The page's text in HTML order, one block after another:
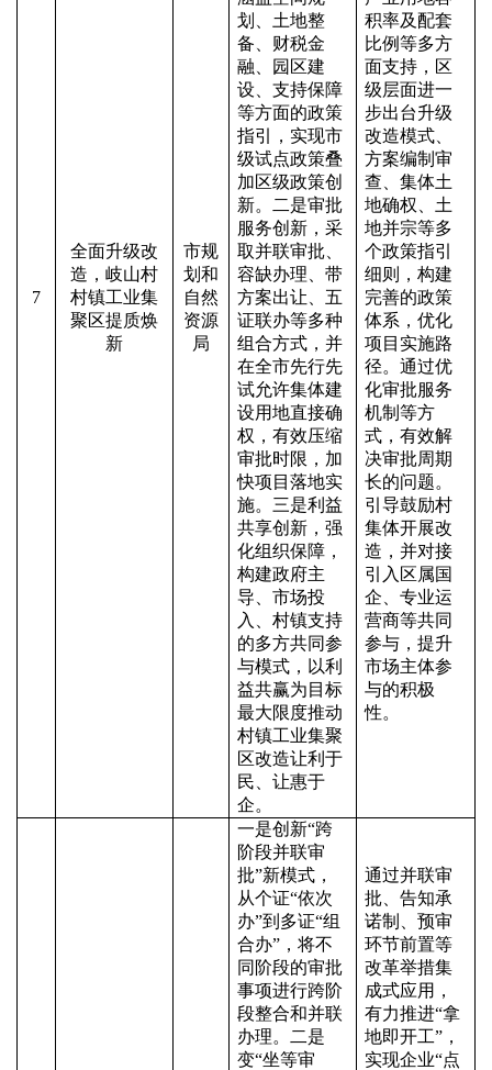
7
全面升级改
造，岐山村
村镇工业集
聚区提质焕
新
市规
划和
自然
资源
局
划、土地整
备、财税金
融、园区建
设、支持保障
等方面的政策
指引，实现市
级试点政策叠
加区级政策创
新。二是审批
服务创新，采
取并联审批、
容缺办理、带
方案出让、五
证联办等多种
组合方式，并
在全市先行先
试允许集体建
设用地直接确
权，有效压缩
审批时限，加
快项目落地实
施。三是利益
共享创新，强
化组织保障，
构建政府主
导、市场投
入、村镇支持
的多方共同参
与模式，以利
益共赢为目标
最大限度推动
村镇工业集聚
区改造让利于
民、让惠于
企。
积率及配套
比例等多方
面支持，区
级层面进一
步出台升级
改造模式、
方案编制审
查、集体土
地确权、土
地并宗等多
个政策指引
细则，构建
完善的政策
体系，优化
项目实施路
径。通过优
化审批服务
机制等方
式，有效解
决审批周期
长的问题。
引导鼓励村
集体开展改
造，并对接
引入区属国
企、专业运
营商等共同
参与，提升
市场主体参
与的积极
性。
一是创新“跨
阶段并联审
批”新模式，
从个证“依次
办”到多证“组
合办”，将不
同阶段的审批
事项进行跨阶
段整合和并联
办理。二是
变“坐等审
通过并联审
批、告知承
诺制、预审
环节前置等
改革举措集
成式应用，
有力推进“拿
地即开工”，
实现企业“点